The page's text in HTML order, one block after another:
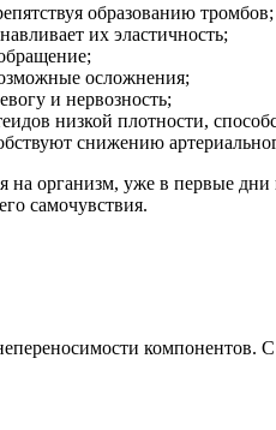
образованию тромбов;
их эластичность;
осложнения;
и нервозность;
низкой плотности,
снижению
на организм, уже в первые
самочувствия.